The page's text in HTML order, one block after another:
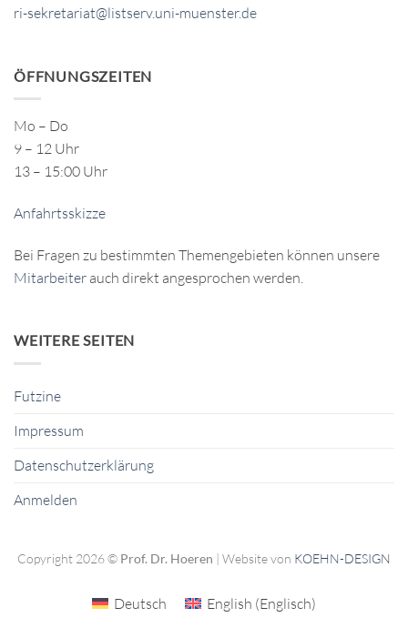
ri-sekretariat@listserv.uni-muenster.de
ÖFFNUNGSZEITEN
Mo – Do
9 – 12 Uhr
13 – 15:00 Uhr
Anfahrtsskizze
Bei Fragen zu bestimmten Themengebieten können unsere
Mitarbeiter auch direkt angesprochen werden.
WEITERE SEITEN
Futzine
Impressum
Datenschutzerklärung
Anmelden
Copyright 2026 © Prof. Dr. Hoeren | Website von KOEHN-DESIGN
Deutsch English (Englisch)